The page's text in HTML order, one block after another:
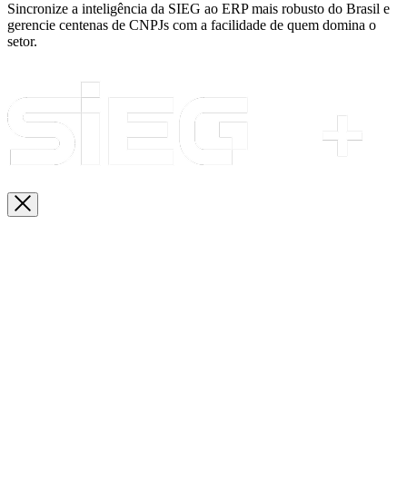
Sincronize a inteligência da SIEG ao ERP mais robusto do Brasil e
gerencie centenas de CNPJs com a facilidade de quem domina o
setor.